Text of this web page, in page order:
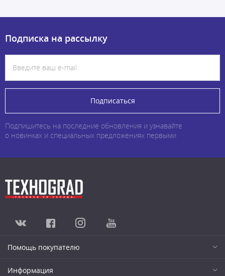
Подписка на рассылку
Подписаться
Подпишитесь на последние обновления и узнавайте
о новинках и специальных предложениях первыми
Помощь покупателю
Информация